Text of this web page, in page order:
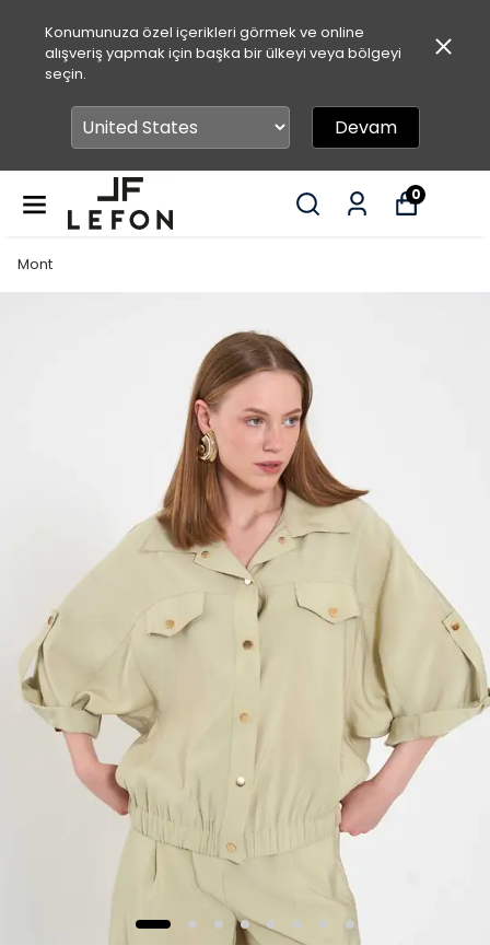
Konumunuza özel içerikleri görmek ve online
alışveriş yapmak için başka bir ülkeyi veya bölgeyi
seçin.
Devam
0
Mont